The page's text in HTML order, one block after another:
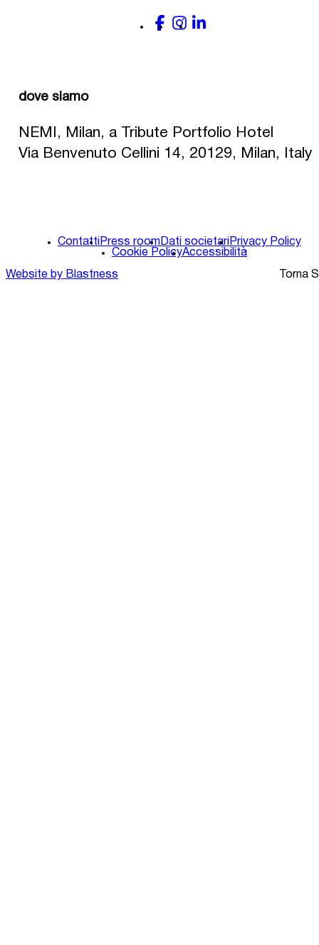
dove siamo
NEMI, Milan, a Tribute Portfolio Hotel
Via Benvenuto Cellini 14, 20129, Milan, Italy
Contatti Press room Dati societari Privacy Policy
Cookie PolicyAccessibilità
Website by Blastness Torna